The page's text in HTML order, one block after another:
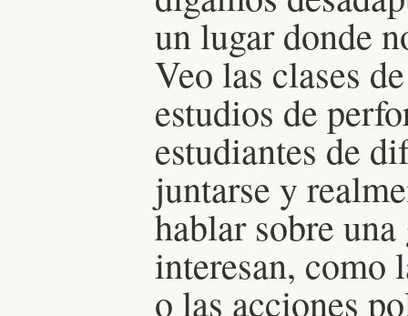
un lugar donde
Veo las clases
estudios de
estudiantes de
juntarse y
hablar sobre
interesan, como
o las acciones